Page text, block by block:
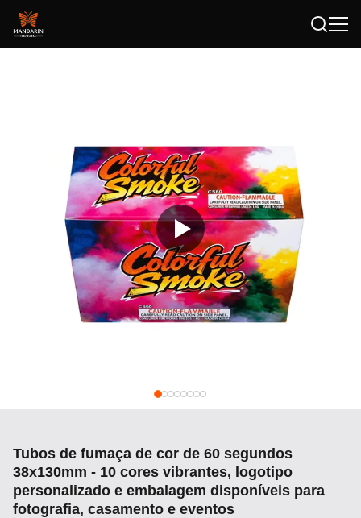
Tubos de fumaça de cor de 60 segundos
38x130mm - 10 cores vibrantes, logotipo
personalizado e embalagem disponíveis para
fotografia, casamento e eventos